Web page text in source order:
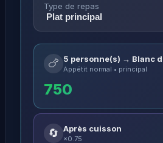
Type de repas
🍗 5 personne(s) → Blanc
Appétit normal • principal
750
🔄 Après cuisson
×0.75